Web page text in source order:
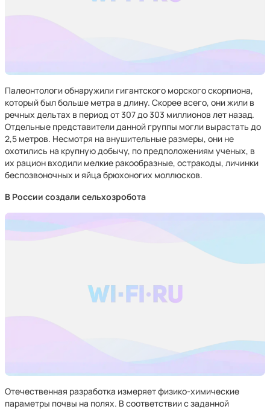
Палеонтологи обнаружили гигантского морского скорпиона,
который был больше метра в длину. Скорее всего, они жили в
речных дельтах в период от 307 до 303 миллионов лет назад.
Отдельные представители данной группы могли вырастать до
2,5 метров. Несмотря на внушительные размеры, они не
охотились на крупную добычу, по предположениям ученых, в
их рацион входили мелкие ракообразные, остракоды, личинки
беспозвоночных и яйца брюхоногих моллюсков.
В России создали сельхозробота
Отечественная разработка измеряет физико-химические
параметры почвы на полях. В соответствии с заданной